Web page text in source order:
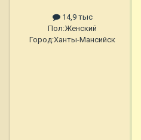
14,9 тыс
Пол:Женский
Город:Ханты-Мансийск